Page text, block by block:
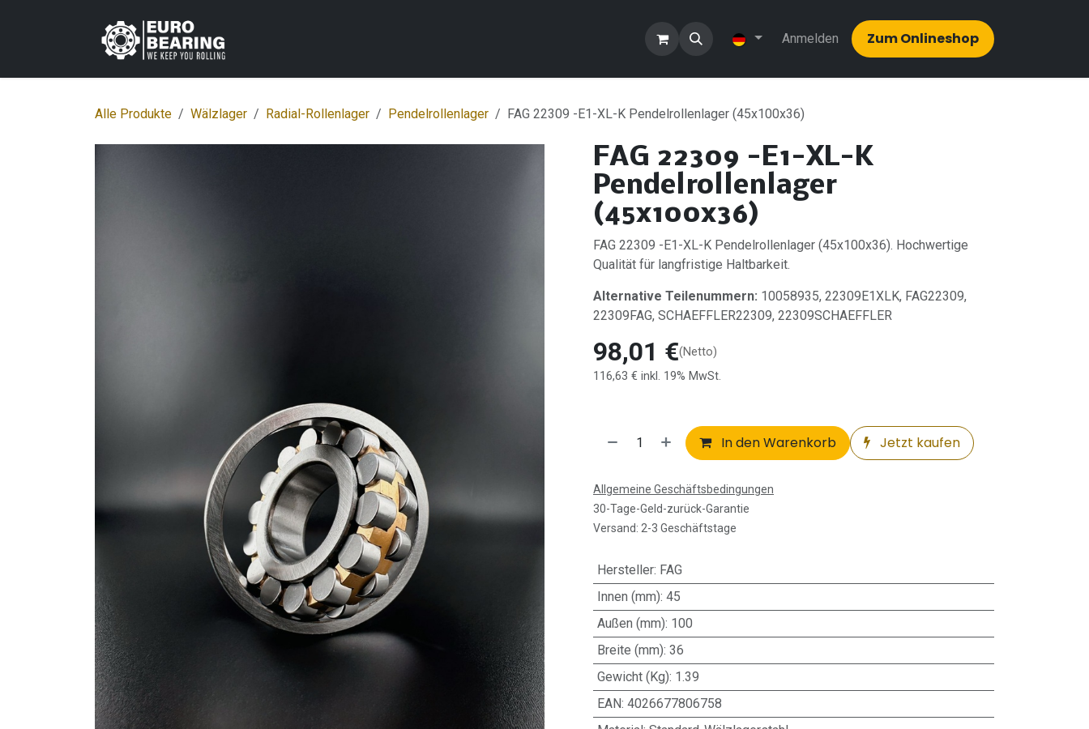
Anmelden Zum Onlinesh​​op
Alle Produkte Wälzlager Radial-Rollenlager Pendelrollenlager FAG 22309 -E1-XL-K Pendelrollenlager (45x100x36)
FAG 22309 -E1-XL-K
Pendelrollenlager
(45x100x36)
FAG 22309 -E1-XL-K Pendelrollenlager (45x100x36). Hochwertige
Qualität für langfristige Haltbarkeit.
Alternative Teilenummern: 10058935, 22309E1XLK, FAG22309,
22309FAG, SCHAEFFLER22309, 22309SCHAEFFLER
98,01 €(Netto)
116,63 € inkl. 19% MwSt.
In den Warenkorb Jetzt kaufen
Allgemeine Geschäftsbedingungen
30-Tage-Geld-zurück-Garantie
Versand: 2-3 Geschäftstage
Hersteller: FAG
Innen (mm): 45
Außen (mm): 100
Breite (mm): 36
Gewicht (Kg): 1.39
EAN: 4026677806758